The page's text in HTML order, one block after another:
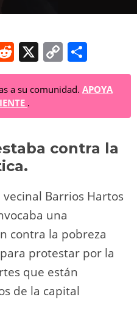
R
e
d
di
t
X
C
o
p
y
Li
n
o
m
p
ar
tir
a su comunidad. APOYA
.
contra la
Barrios Hartos
una
contra la pobreza
protestar por la
que están
de la capital